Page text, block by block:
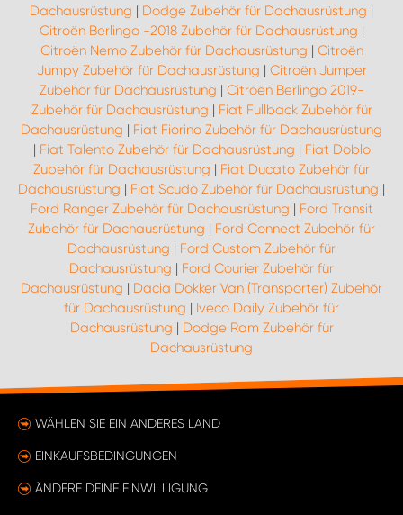
Dachausrüstung | Dodge Zubehör für Dachausrüstung |
Citroën Berlingo -2018 Zubehör für Dachausrüstung |
Citroën Nemo Zubehör für Dachausrüstung | Citroën
Jumpy Zubehör für Dachausrüstung | Citroën Jumper
Zubehör für Dachausrüstung | Citroën Berlingo 2019-
Zubehör für Dachausrüstung | Fiat Fullback Zubehör für
Dachausrüstung | Fiat Fiorino Zubehör für Dachausrüstung
| Fiat Talento Zubehör für Dachausrüstung | Fiat Doblo
Zubehör für Dachausrüstung | Fiat Ducato Zubehör für
Dachausrüstung | Fiat Scudo Zubehör für Dachausrüstung |
Ford Ranger Zubehör für Dachausrüstung | Ford Transit
Zubehör für Dachausrüstung | Ford Connect Zubehör für
Dachausrüstung | Ford Custom Zubehör für
Dachausrüstung | Ford Courier Zubehör für
Dachausrüstung | Dacia Dokker Van (Transporter) Zubehör
für Dachausrüstung | Iveco Daily Zubehör für
Dachausrüstung | Dodge Ram Zubehör für
Dachausrüstung
WÄHLEN SIE EIN ANDERES LAND
EINKAUFSBEDINGUNGEN
ÄNDERE DEINE EINWILLIGUNG